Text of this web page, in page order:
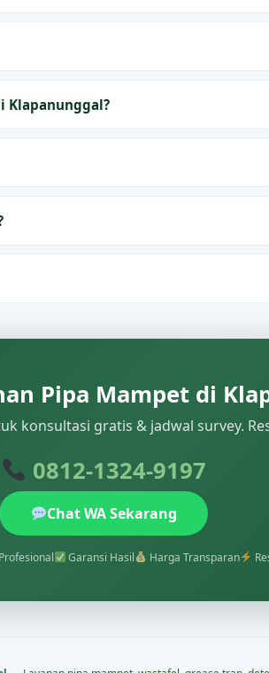
Klapanunggal?
Pipa Mampet di
konsultasi gratis & jadwal survey.
0812-1324-9197
Chat WA Sekarang
Garansi Hasil Harga Transparan